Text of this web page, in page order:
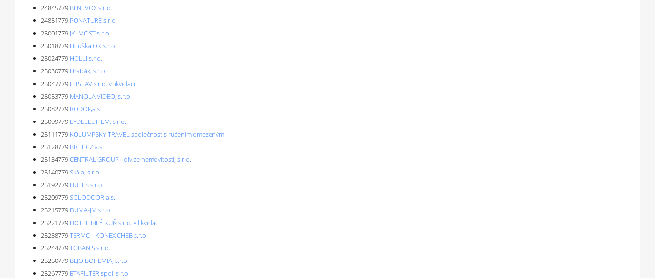
24845779 BENEVOX s.r.o.
24851779 PONATURE s.r.o.
25001779 JKLMOST s.r.o.
25018779 Houška OK s.r.o.
25024779 HOLLI s.r.o.
25030779 Hrabák, s.r.o.
25047779 LITSTAV s.r.o. v likvidaci
25053779 MANOLA VIDEO, s.r.o.
25082779 RODOP,a.s.
25099779 EYDELLE FILM, s.r.o.
25111779 KOLUMPSKY TRAVEL společnost s ručením omezeným
25128779 BRET CZ a.s.
25134779CENTRAL GROUP - divize nemovitosti, s.r.o.
25140779Skála, s.r.o.
25192779 HUTES s.r.o.
25209779SOLODOOR a.s.
25215779 DUMA-JM s.r.o.
25221779 HOTEL BÍLÝ KŮŇ s.r.o. v likvidaci
25238779TERMO - KONEX CHEB s.r.o.
25244779TOBANIS s.r.o.
25250779 BEJO BOHEMIA, s.r.o.
25267779 ETAFILTER spol. s r.o.